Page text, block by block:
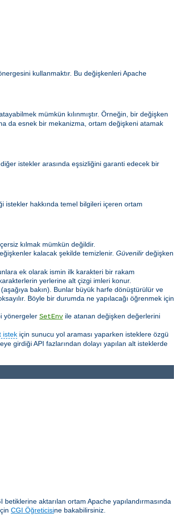
kullanmaktır. Bu değişkenleri Apache
mümkün kılınmıştır. Örneğin, bir değişken
da esnek bir mekanizma, ortam değişkeni atamak
istekler arasında eşsizliğini garanti edecek bir
istekler hakkında temel bilgileri içeren ortam
kılmak mümkün değildir.
kalacak şekilde temizlenir. Güvenilir değişken
ek olarak ismin ilk karakteri bir rakam
yerlerine alt çizgi imleri konur.
bakın). Bunlar büyük harfe dönüştürülür ve
Böyle bir durumda ne yapılacağı öğrenmek için
yönergeler SetEnv ile atanan değişken değerlerini
istek için sunucu yol araması yaparken isteklere özgü
girdiği API fazlarından dolayı yapılan alt isteklerde
aktarılan ortam Apache yapılandırmasında
CGI Öğreticisine bakabilirsiniz.